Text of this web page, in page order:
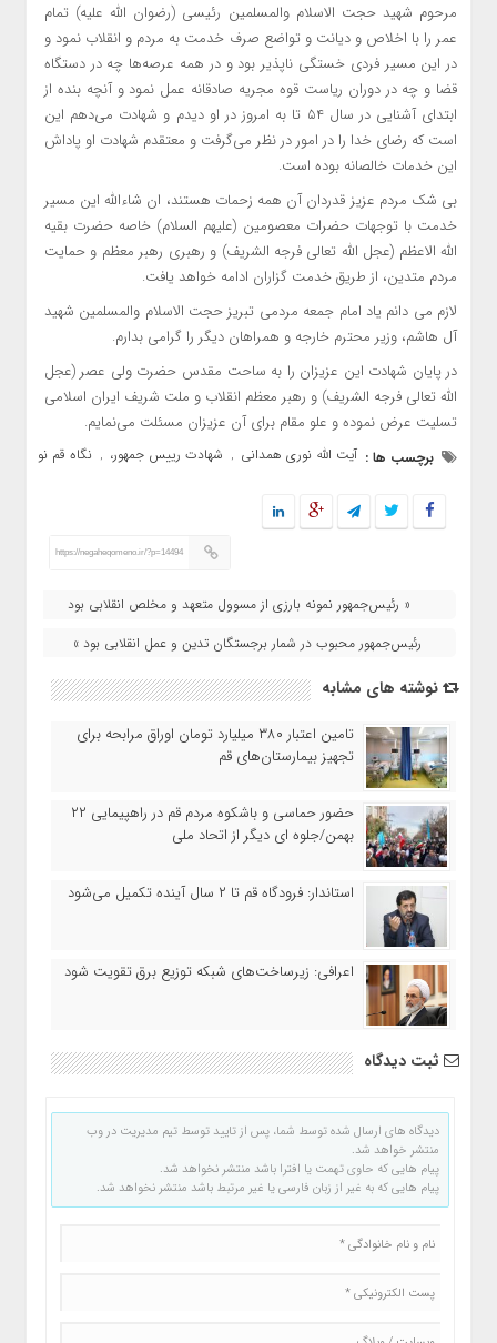
مرحوم شهید حجت الاسلام والمسلمین رئیسی (رضوان الله علیه) تمام
عمر را با اخلاص و دیانت و تواضع صرف خدمت به مردم و انقلاب نمود و
در این مسیر فردی خستگی ناپذیر بود و در همه عرصه‌ها چه در دستگاه
قضا و چه در دوران ریاست قوه مجریه صادقانه عمل نمود و آنچه بنده از
ابتدای آشنایی در سال ۵۴ تا به امروز در او دیدم و شهادت می‌دهم این
است که رضای خدا را در امور در نظر می‌گرفت و معتقدم شهادت او پاداش
این خدمات خالصانه بوده است.
بی شک مردم عزیز قدردان آن همه زحمات هستند، ان شاءالله این مسیر
خدمت با توجهات حضرات معصومین (علیهم السلام) خاصه حضرت بقیه
الله الاعظم (عجل الله تعالی فرجه الشریف) و رهبری رهبر معظم و حمایت
مردم متدین، از طریق خدمت گزاران ادامه خواهد یافت.
لازم می دانم یاد امام جمعه مردمی تبریز حجت الاسلام والمسلمین شهید
آل هاشم، وزیر محترم خارجه و همراهان دیگر را گرامی بدارم.
در پایان شهادت این عزیزان را به ساحت مقدس حضرت ولی عصر (عجل
الله تعالی فرجه الشریف) و رهبر معظم انقلاب و ملت شریف ایران اسلامی
تسلیت عرض نموده و علو مقام برای آن عزیزان مسئلت می‌نمایم.
برچسب ها : آیت الله نوری همدانی , شهادت رییس جمهور، , نگاه قم نو
https://negaheqomeno.ir/?p=14494
« رئیس‌جمهور نمونه بارزی از مسوول متعهد و مخلص انقلابی بود
رئیس‌جمهور محبوب در شمار برجستگان تدین و عمل انقلابی بود »
نوشته های مشابه
تامین اعتبار ۳۸۰ میلیارد تومان اوراق مرابحه برای
تجهیز بیمارستان‌های قم
حضور حماسی و باشکوه مردم قم در راهپیمایی ۲۲
بهمن/جلوه ای دیگر از اتحاد ملی
استاندار: فرودگاه قم تا ۲ سال آینده تکمیل می‌شود
اعرافی: زیرساخت‌های شبکه توزیع برق تقویت شود
ثبت دیدگاه
دیدگاه های ارسال شده توسط شما، پس از تایید توسط تیم مدیریت در وب
منتشر خواهد شد.
پیام هایی که حاوی تهمت یا افترا باشد منتشر نخواهد شد.
پیام هایی که به غیر از زبان فارسی یا غیر مرتبط باشد منتشر نخواهد شد.